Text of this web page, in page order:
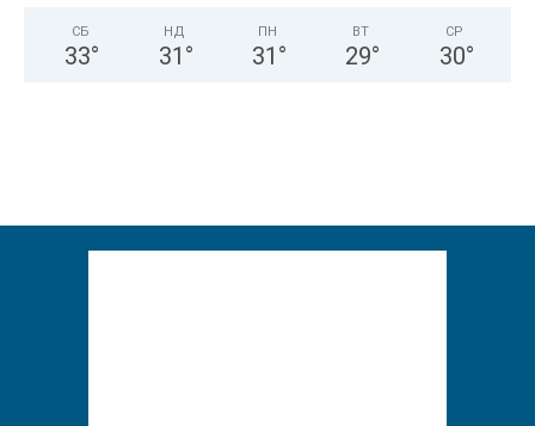
СБ
33°
НД
31 °
ПН
31 °
ВТ
29°
СР
30°